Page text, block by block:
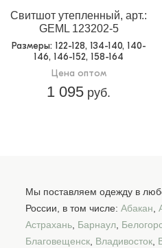
Свитшот утепленный, арт.:
GEML 123202-5
Размеры: 122-128, 134-140, 140-
146, 146-152, 158-164
Цена оптом
1 095 руб.
Мы поставляем одежду в
России, в том числе: Абакан,
Астрахань, Барнаул,
Благовещенск, Владивосток,